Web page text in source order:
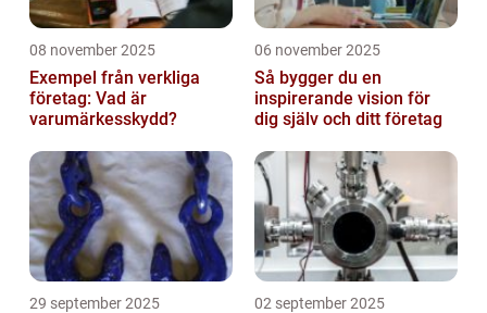
08 november 2025
Exempel från verkliga
företag: Vad är
varumärkesskydd?
06 november 2025
Så bygger du en
inspirerande vision för
dig själv och ditt företag
29 september 2025 02 september 2025